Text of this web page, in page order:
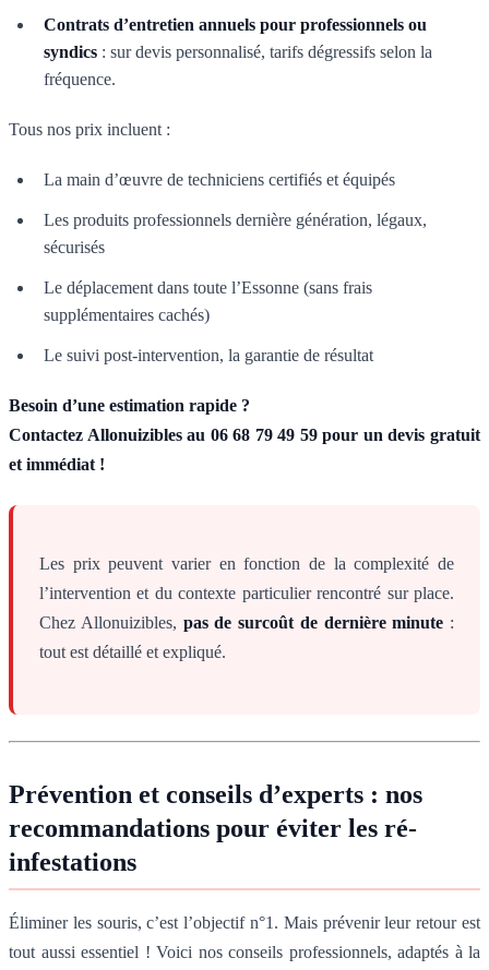
Contrats d’entretien annuels pour professionnels ou
syndics : sur devis personnalisé, tarifs dégressifs selon la
fréquence.
Tous nos prix incluent :
La main d’œuvre de techniciens certifiés et équipés
Les produits professionnels dernière génération, légaux,
sécurisés
Le déplacement dans toute l’Essonne (sans frais
supplémentaires cachés)
Le suivi post-intervention, la garantie de résultat
Besoin d’une estimation rapide ?
Contactez Allonuizibles au 06 68 79 49 59 pour un devis gratuit
et immédiat !
Les prix peuvent varier en fonction de la complexité de
l’intervention et du contexte particulier rencontré sur place.
Chez Allonuizibles, pas de surcoût de dernière minute :
tout est détaillé et expliqué.
Prévention et conseils d’experts : nos
recommandations pour éviter les ré-
infestations
Éliminer les souris, c’est l’objectif n°1. Mais prévenir leur retour est
tout aussi essentiel ! Voici nos conseils professionnels, adaptés à la